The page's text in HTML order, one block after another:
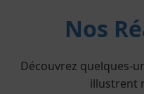
Nos
Découvrez quelques-
illustrent